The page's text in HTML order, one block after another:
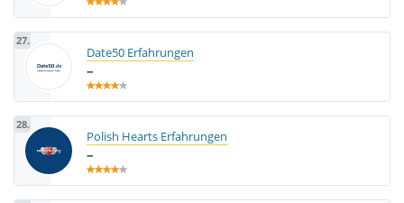
27.
Date50 Erfahrungen
–
28.
Polish Hearts Erfahrungen
–